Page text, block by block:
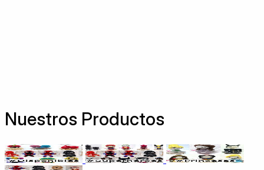
Nuestros Productos